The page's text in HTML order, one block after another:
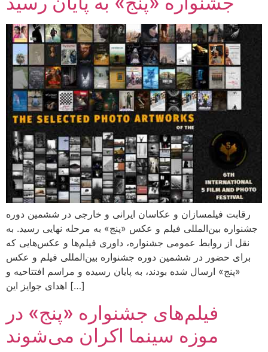
رقابت فیلمسازان و عکاسان ایرانی و خارجی در ششمین دوره
جشنواره بین‌المللی فیلم و عکس «پنج» به مرحله نهایی رسید. به
نقل از روابط عمومی جشنواره، داوری فیلم‌ها و عکس‌هایی که
برای حضور در ششمین دوره جشنواره بین‌المللی فیلم و عکس
«پنج» ارسال شده بودند، به پایان رسیده و مراسم افتتاحیه و
اهدای جوایز این […]
فیلم‌های جشنواره «پنج» در
موزه سینما اکران می‌شوند